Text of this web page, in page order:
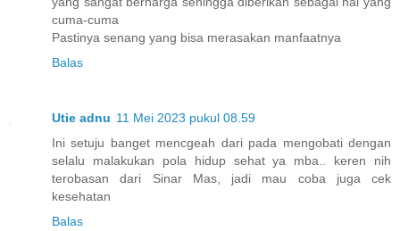
cuma-cuma
Pastinya senang yang bisa merasakan manfaatnya
Balas
Utie adnu 11 Mei 2023 pukul 08.59
Ini setuju banget mencgeah dari pada mengobati dengan
selalu malakukan pola hidup sehat ya mba.. keren nih
terobasan dari Sinar Mas, jadi mau coba juga cek
kesehatan
Balas